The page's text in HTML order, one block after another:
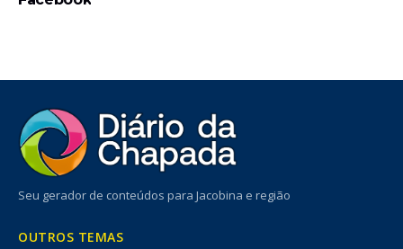
Seu gerador de conteúdos para Jacobina e região
OUTROS TEMAS